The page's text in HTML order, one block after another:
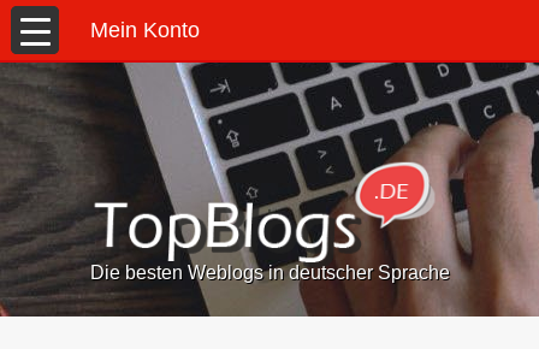
Mein Konto
Die besten Weblogs in deutscher Sprache